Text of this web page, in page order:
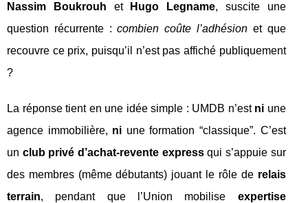
Nassim Boukrouh et Hugo Legname, suscite une
question récurrente :combien coûte l’adhésion et que
recouvre ce prix, puisqu’il n’est pas affiché publiquement
?
La réponse tient en une idée simple : UMDB n’est ni une
agence immobilière, ni une formation “classique”. C’est
un club privé d’achat-revente expressqui s’appuie sur
des membres (même débutants) jouant le rôle de relais
terrain, pendant que l’Union mobilise expertise